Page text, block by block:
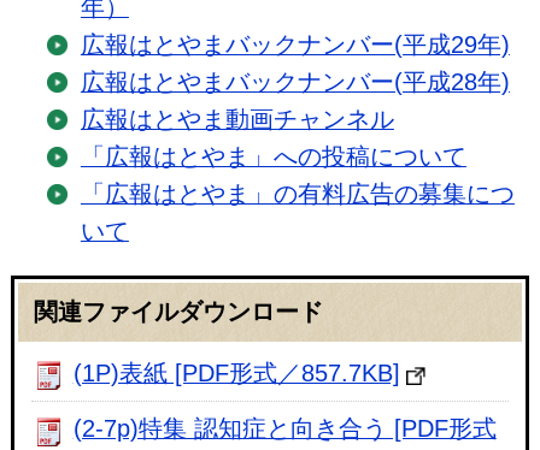
年）
広報はとやまバックナンバー(平成29年)
広報はとやまバックナンバー(平成28年)
広報はとやま動画チャンネル
「広報はとやま」への投稿について
「広報はとやま」の有料広告の募集につ
いて
関連ファイルダウンロード
(1P)表紙 [PDF形式／857.7KB]
(2-7p)特集 認知症と向き合う [PDF形式